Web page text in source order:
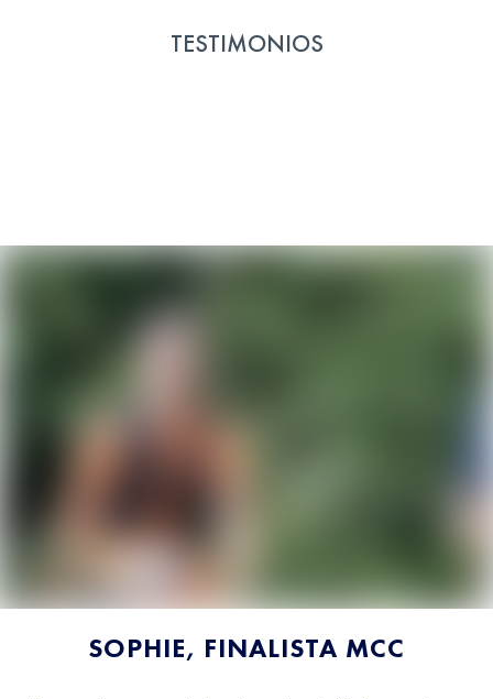
TESTIMONIOS
SOPHIE, FINALISTA MCC